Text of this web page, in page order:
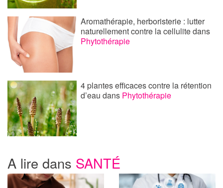
Aromathérapie, herboristerie : lutter
naturellement contre la cellulitedans
Phytothérapie
4 plantes efficaces contre la rétention
d’eaudans Phytothérapie
A lire dans SANTÉ